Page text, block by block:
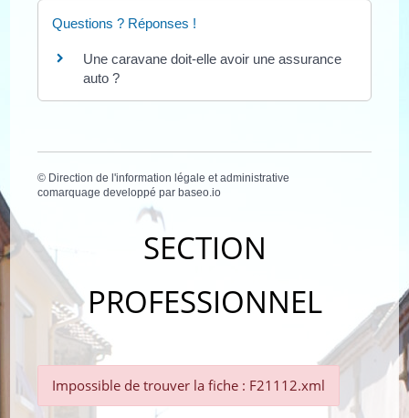
Questions ? Réponses !
Une caravane doit-elle avoir une assurance
auto ?
© Direction de l'information légale et administrative
comarquage developpé par baseo.io
SECTION
PROFESSIONNEL
Impossible de trouver la fiche : F21112.xml